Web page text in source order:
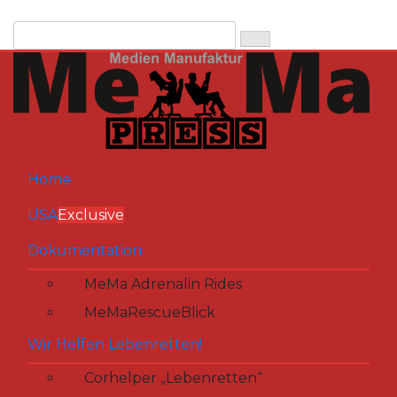
Inhalt
springen
Home
USAExclusive
Dokumentation
MeMa Adrenalin Rides
MeMaRescueBlick
Wir Helfen Lebenretten!
Corhelper „Lebenretten“